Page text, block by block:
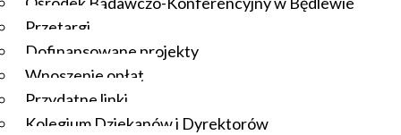
Przetargi
Dofinansowane projekty
Wnoszenie opłat
Przydatne linki
Kolegium Dziekanów i Dyrektorów